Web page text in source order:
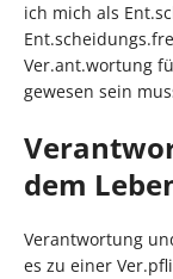
ich mich als
Ver.ant.wortung
gewesen sein
dem
Verantwortung
es zu einer